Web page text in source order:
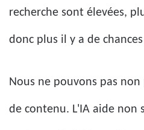
recherche sont élevées,
donc plus il y a de
Nous ne pouvons pas
de contenu. L'IA aide non